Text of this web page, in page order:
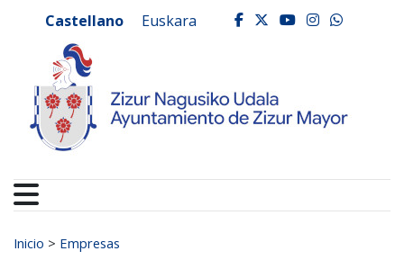
Ayuntamiento de
Castellano Euskara facebook
twitter
youtube
Buscar:
Inicio > Empresas